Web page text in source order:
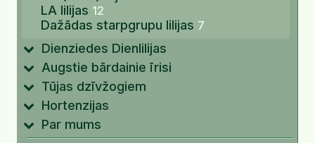
LA lilijas 12
Dažādas starpgrupu lilijas 7
Dienziedes Dienlilijas
Augstie bārdainie īrisi
Tūjas dzīvžogiem
Hortenzijas
Par mums